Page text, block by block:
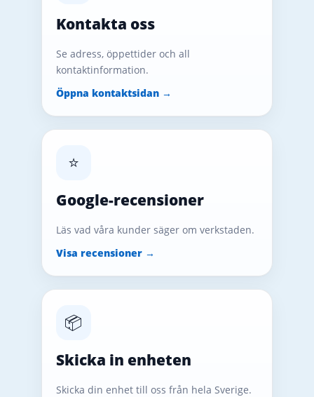
Kontakta oss
Se adress, öppettider och all
kontaktinformation.
Öppna kontaktsidan →
⭐
Google-recensioner
Läs vad våra kunder säger om verkstaden.
Visa recensioner →
📦
Skicka in enheten
Skicka din enhet till oss från hela Sverige.